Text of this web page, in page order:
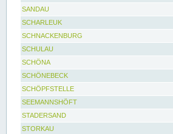
SANDAU
SCHARLEUK
SCHNACKENBURG
SCHULAU
SCHÖNA
SCHÖNEBECK
SCHÖPFSTELLE
SEEMANNSHÖFT
STADERSAND
STORKAU